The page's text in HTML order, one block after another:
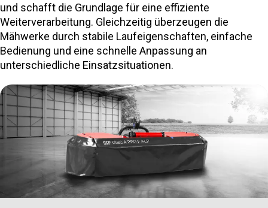
und schafft die Grundlage für eine effiziente
Weiterverarbeitung. Gleichzeitig überzeugen die
Mähwerke durch stabile Laufeigenschaften, einfache
Bedienung und eine schnelle Anpassung an
unterschiedliche Einsatzsituationen.